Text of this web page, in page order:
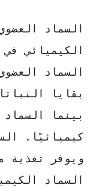
السماد
الكيميائي
السماد
بقايا
بينما
كيميائيًا.
ويوفر تغذية
السماد